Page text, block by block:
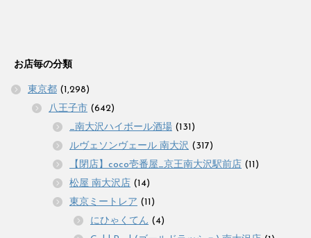
お店毎の分類
東京都 (1,298)
八王子市 (642)
_南大沢ハイボール酒場 (131)
ルヴェソンヴェール 南大沢 (317)
【閉店】coco壱番屋_京王南大沢駅前店 (11)
松屋 南大沢店 (14)
東京ミートレア (11)
にひゃくてん (4)